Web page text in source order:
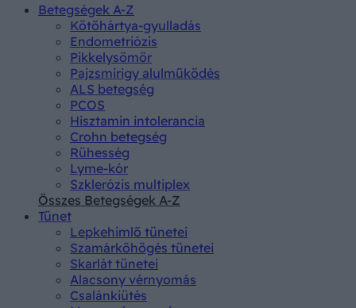
Betegségek A-Z
Kötőhártya-gyulladás
Endometriózis
Pikkelysömör
Pajzsmirigy alulműködés
ALS betegség
PCOS
Hisztamin intolerancia
Crohn betegség
Rühesség
Lyme-kór
Szklerózis multiplex
Összes Betegségek A-Z
Tünet
Lepkehimlő tünetei
Szamárköhögés tünetei
Skarlát tünetei
Alacsony vérnyomás
Csalánkiütés